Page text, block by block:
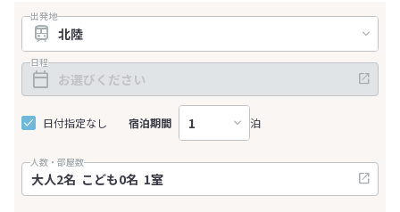
出発地
日程
日付指定なし 宿泊期間 泊
人数・部屋数